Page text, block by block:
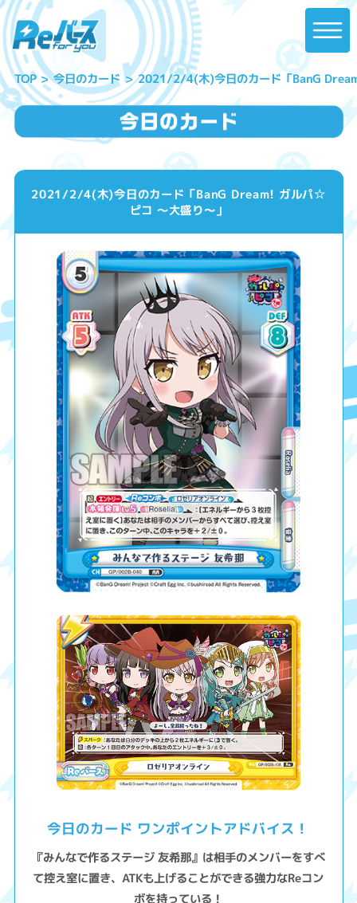
TOP 今日のカード 2021/2/4(木)今日のカード「BanG
2021/2/4(木)今日のカード「BanG Dream! ガルパ☆
ピコ ～大盛り～」
今日のカード ワンポイントアドバイス！
『みんなで作るステージ 友希那』は相手のメンバーをすべ
て控え室に置き、ATKも上げることができる強力なReコン
ボを持っている！